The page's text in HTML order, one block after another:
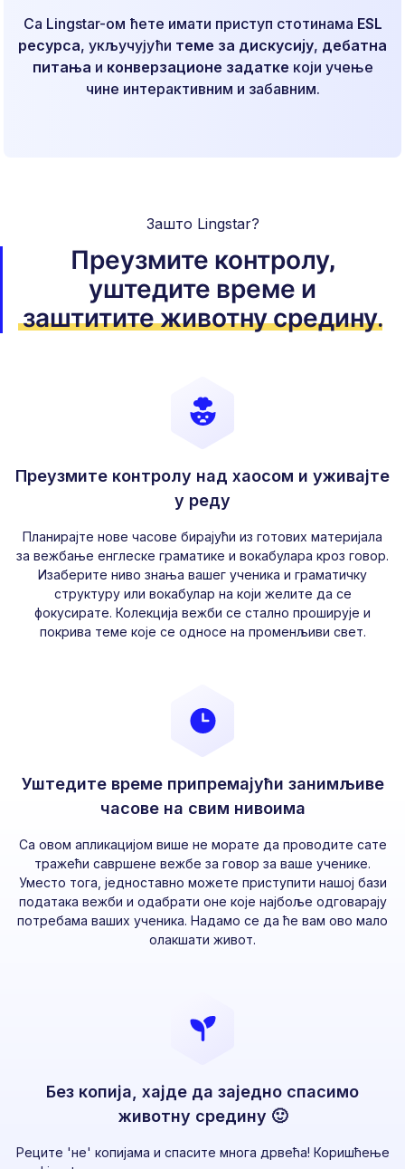
Са Lingstar-ом ћете имати приступ стотинама ESL
ресурса, укључујући теме за дискусију, дебатна
питања и конверзационе задатке који учење
чине интерактивним и забавним.
Зашто Lingstar?
Преузмите контролу,
уштедите време и
заштитите животну средину.
Преузмите контролу над хаосом и уживајте
у реду
Планирајте нове часове бирајући из готових материјала
за вежбање енглеске граматике и вокабулара кроз говор.
Изаберите ниво знања вашег ученика и граматичку
структуру или вокабулар на који желите да се
фокусирате. Колекција вежби се стално проширује и
покрива теме које се односе на променљиви свет.
Уштедите време припремајући занимљиве
часове на свим нивоима
Са овом апликацијом више не морате да проводите сате
тражећи савршене вежбе за говор за ваше ученике.
Уместо тога, једноставно можете приступити нашој бази
података вежби и одабрати оне које најбоље одговарају
потребама ваших ученика. Надамо се да ће вам ово мало
олакшати живот.
Без копија, хајде да заједно спасимо
животну средину 🙂
Реците 'не' копијама и спасите многа дрвећа! Коришћење